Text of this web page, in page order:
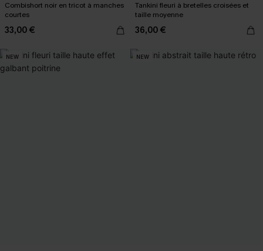
Combishort noir en tricot à manches
courtes
33,00 €
Tankini fleuri à bretelles croisées et
taille moyenne
36,00 €
NEW NEW